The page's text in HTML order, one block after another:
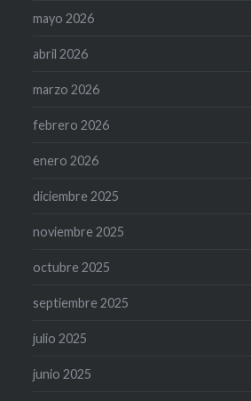
mayo 2026
abril 2026
marzo 2026
febrero 2026
enero 2026
diciembre 2025
noviembre 2025
octubre 2025
septiembre 2025
julio 2025
junio 2025